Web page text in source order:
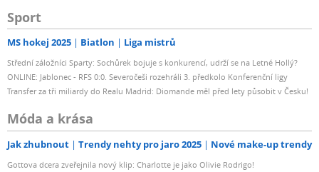
Sport
MS hokej 2025 Biatlon Liga mistrů
Střední záložníci Sparty: Sochůrek bojuje s konkurencí, udrží se na Letné Hollý?
ONLINE: Jablonec - RFS 0:0. Severočeši rozehráli 3. předkolo Konferenční ligy
Transfer za tři miliardy do Realu Madrid: Diomande měl před lety působit v Česku!
Móda a krása
Jak zhubnout Trendy nehty pro jaro 2025 Nové make-up trendy
Gottova dcera zveřejnila nový klip: Charlotte je jako Olivie Rodrigo!